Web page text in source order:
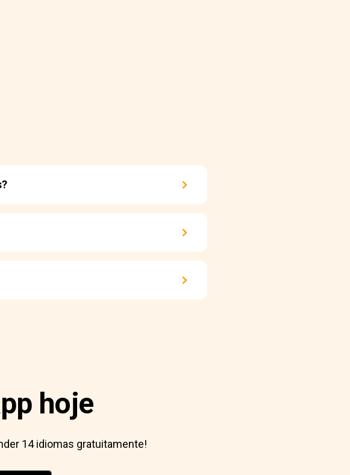
hoje
14 idiomas gratuitamente!